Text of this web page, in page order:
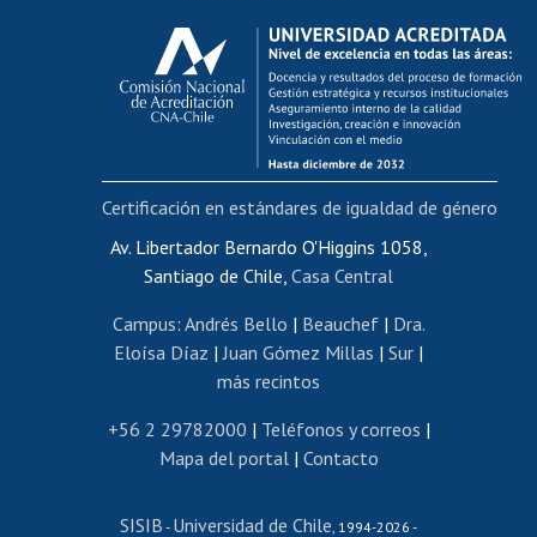
Calificación académica
Postulación al AUCAI
Funcionarias/os
Cursos internos de capacitación
Bienestar del personal
Portal de movilidad interna
Certificado de renta
Certificado de renta honorarios
Editar páginas blancas
Extranjeras/os
Revalidación y reconocimiento de títulos
Postulación al Programa de Movilidad Estudiantil
Cursos de español
Av. Libertador Bernardo O'Higgins 1058,
Santiago de Chile, Casa Central
Campus: Andrés Bello | Beauchef| Dra.
Eloísa Díaz |Juan Gómez Millas | Sur |
más recintos
+56 2 29782000 | Teléfonos y correos |
Mapa del portal| Contacto
SISIB - Universidad de Chile, 1994-2026 -
Certificación en estándares de igualdad de género